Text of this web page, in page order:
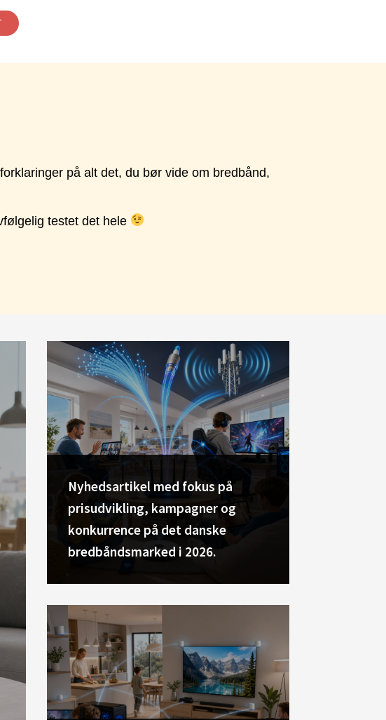
på alt det, du bør vide om bredbånd,
testet det hele
Nyhedsartikel med fokus på
prisudvikling, kampagner og
konkurrence på det danske
bredbåndsmarked i 2026.